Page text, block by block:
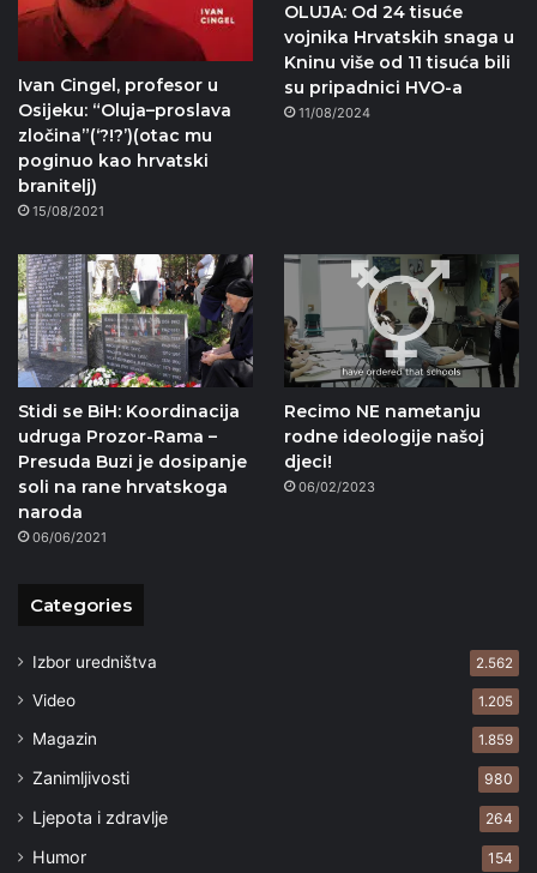
Ivan Cingel, profesor u
Osijeku: “Oluja–proslava
zločina”(‘?!?’)(otac mu
poginuo kao hrvatski
branitelj)
15/08/2021
OLUJA: Od 24 tisuće
vojnika Hrvatskih snaga u
Kninu više od 11 tisuća bili
su pripadnici HVO-a
11/08/2024
Stidi se BiH: Koordinacija
udruga Prozor-Rama –
Presuda Buzi je dosipanje
soli na rane hrvatskoga
naroda
06/06/2021
Recimo NE nametanju
rodne ideologije našoj
djeci!
06/02/2023
Categories
Izbor uredništva 2.562
Video 1.205
Magazin 1.859
Zanimljivosti 980
Ljepota i zdravlje 264
Humor 154